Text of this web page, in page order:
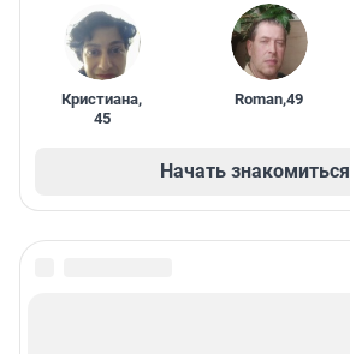
Кристиана,
45
Roman,49
Начать знакомиться